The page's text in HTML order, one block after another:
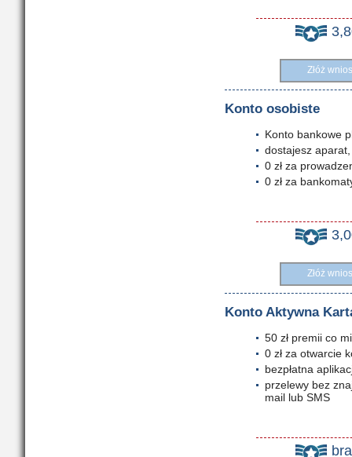
Złóż
Konto osobiste
Konto bankowe
dostajesz
0 zł za
0 zł za
Złóż
Konto Aktywna
50 zł premii co
0 zł za otwarcie
bezpłatna
przelewy bez
mail lub SMS